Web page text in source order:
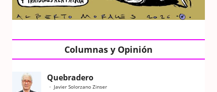
Columnas y Opinión
Quebradero
Javier Solorzano Zinser